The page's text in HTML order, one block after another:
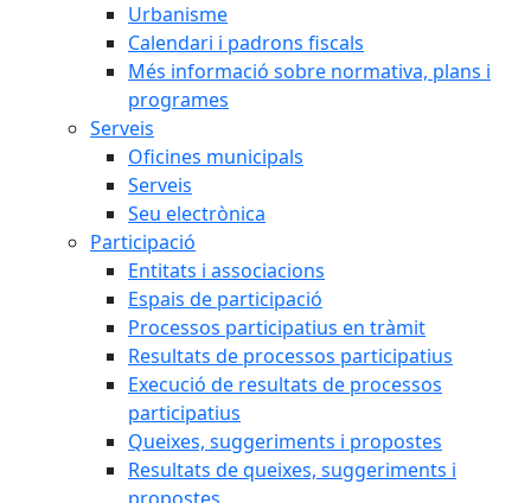
Urbanisme
Calendari i padrons fiscals
Més informació sobre normativa, plans i
programes
Serveis
Oficines municipals
Serveis
Seu electrònica
Participació
Entitats i associacions
Espais de participació
Processos participatius en tràmit
Resultats de processos participatius
Execució de resultats de processos
participatius
Queixes, suggeriments i propostes
Resultats de queixes, suggeriments i